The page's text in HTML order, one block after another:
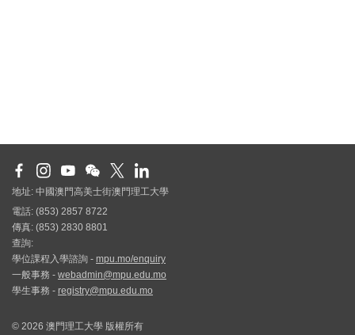
地址: 中國澳門高美士街澳門理工大學
電話: (853) 2857 8722
傳真: (853) 2830 8801
查詢:
學位課程入學諮詢 - mpu.mo/enquiry
一般事務 - webadmin@mpu.edu.mo
學生事務 - registry@mpu.edu.mo
© 2026 澳門理工大學 版權所有